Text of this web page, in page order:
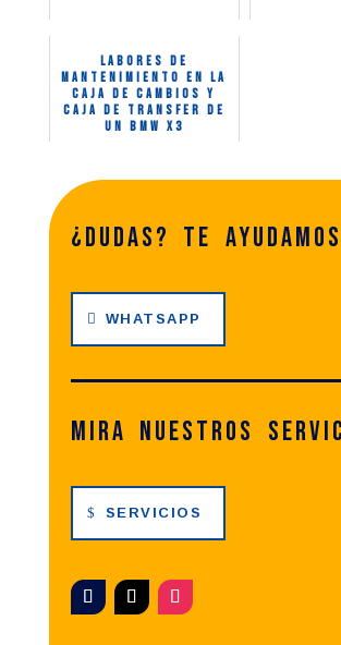
Labores de
mantenimiento en la
caja de cambios y
caja de transfer de
un BMW X3
¿dudas? te ayudamos
WHATSAPP
Mira nuestros
SERVICIOS